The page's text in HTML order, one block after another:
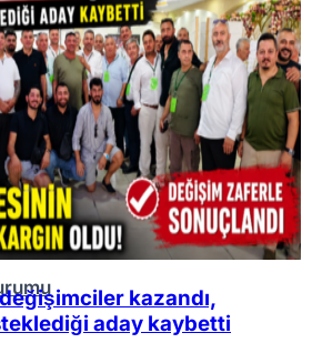
değişimciler kazandı,
aday kaybetti